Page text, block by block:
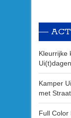
Kleurrijke
Kamper
met
Full Color